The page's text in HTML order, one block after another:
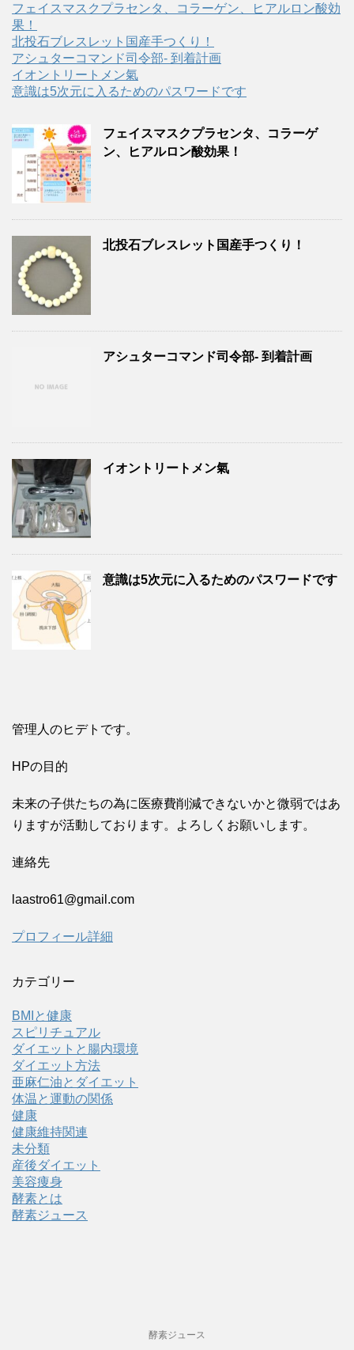
フェイスマスクプラセンタ、コラーゲン、ヒアルロン酸効
果！
北投石ブレスレット国産手つくり！
アシュターコマンド司令部- 到着計画
イオントリートメン氣
意識は5次元に入るためのパスワードです
フェイスマスクプラセンタ、コラーゲ
ン、ヒアルロン酸効果！
北投石ブレスレット国産手つくり！
アシュターコマンド司令部- 到着計画
イオントリートメン氣
意識は5次元に入るためのパスワードです
管理人のヒデトです。
HPの目的
未来の子供たちの為に医療費削減できないかと微弱ではあ
りますが活動しております。よろしくお願いします。
連絡先
laastro61@gmail.com
プロフィール詳細
カテゴリー
BMIと健康
スピリチュアル
ダイエットと腸内環境
ダイエット方法
亜麻仁油とダイエット
体温と運動の関係
健康
健康維持関連
未分類
産後ダイエット
美容痩身
酵素とは
酵素ジュース
酵素ジュース